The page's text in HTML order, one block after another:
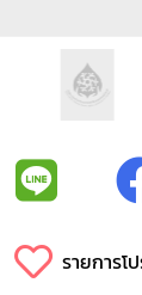
รายการโ